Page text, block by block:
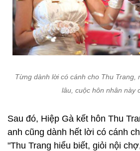
Từng dành lời có cánh cho Thu
lâu, cuộc hôn nhân này
Sau đó, Hiệp Gà kết hôn Thu
anh cũng dành hết lời có cánh
"Thu Trang hiểu biết, giỏi nội